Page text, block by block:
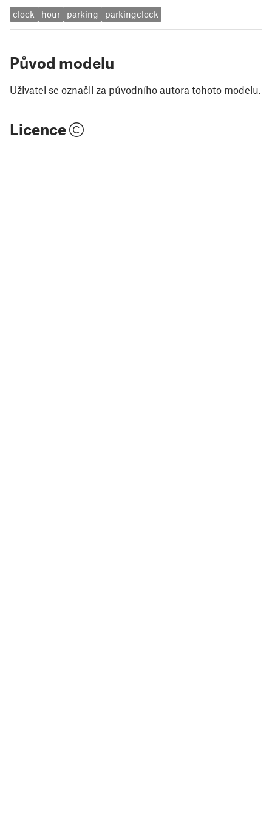
clock hour parking parkingclock
Původ modelu
Uživatel se označil za původního autora tohoto modelu.
Licence